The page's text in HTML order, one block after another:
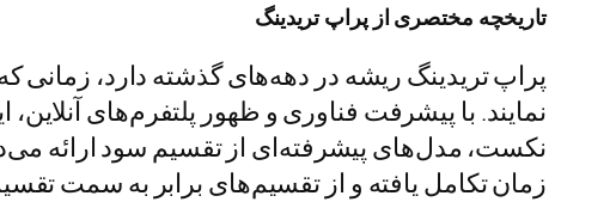
تاریخچه مختصری از پراپ تریدینگ
پراپ تریدینگ ریشه در دهه‌های گذشته دارد،
نمایند. با پیشرفت فناوری و ظهور پلتفرم‌های
نکست، مدل‌های پیشرفته‌ای از تقسیم سود ارائه
زمان تکامل یافته و از تقسیم‌های برابر به سمت